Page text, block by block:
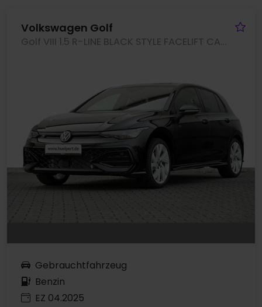
Volkswagen Golf
Golf VIII 1.5 R-LINE BLACK STYLE FACELIFT CAM ACC LM18 NAVI
Gebrauchtfahrzeug
Benzin
EZ 04.2025